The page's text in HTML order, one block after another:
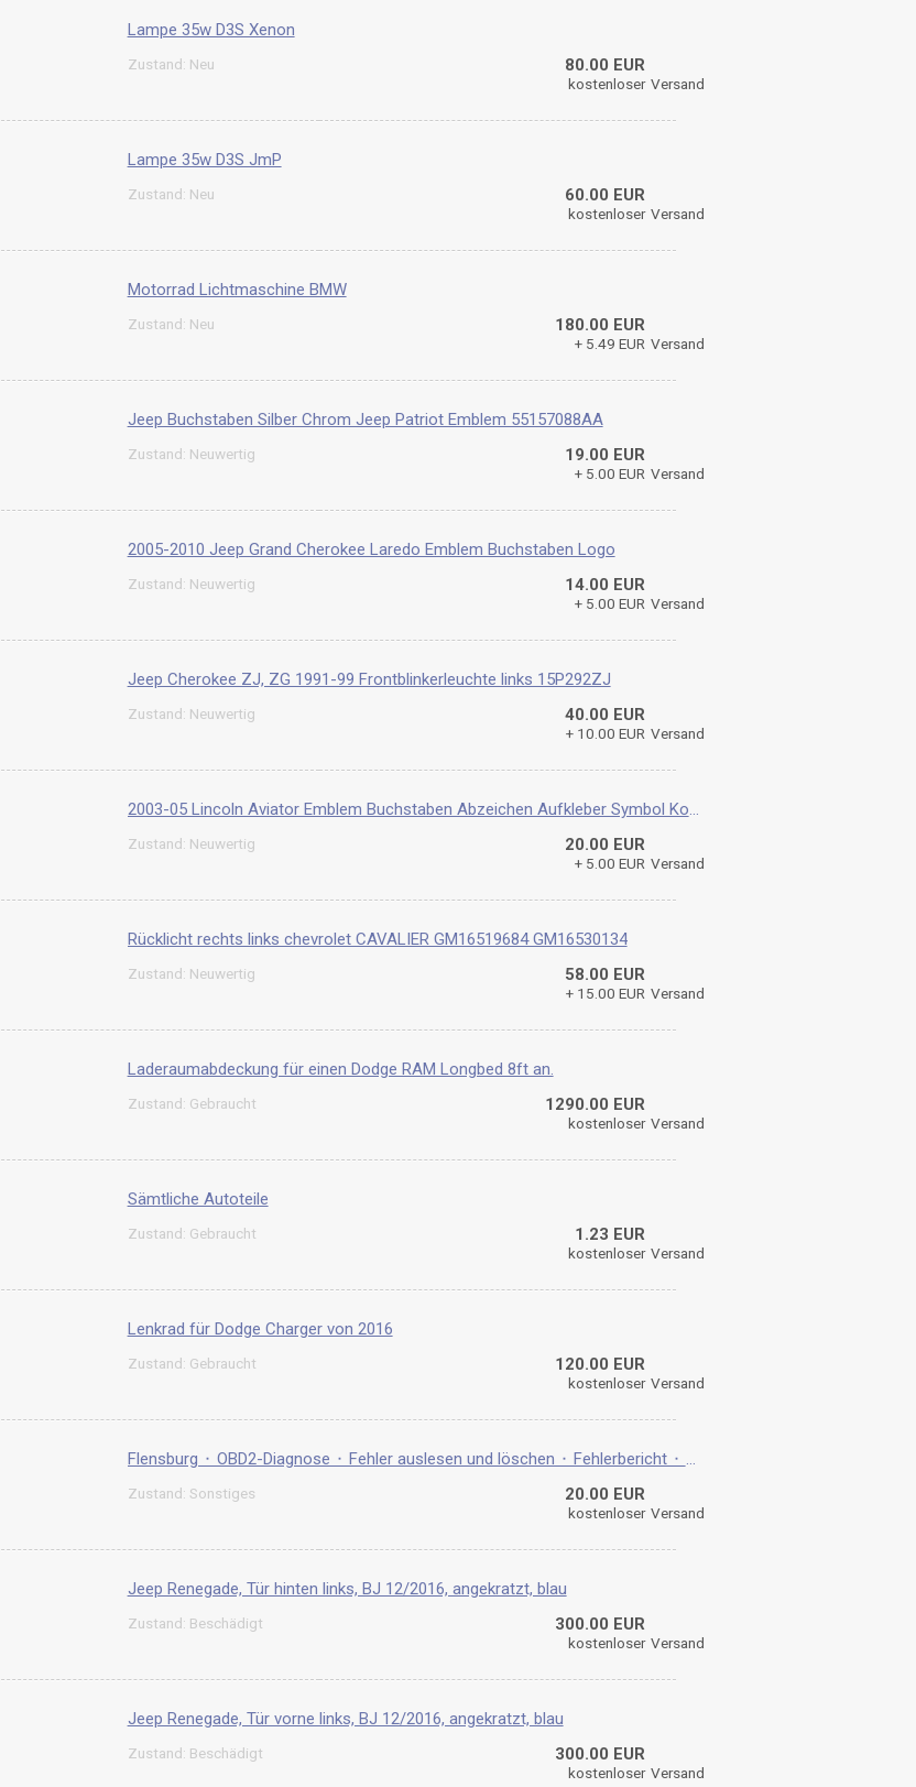
Lampe 35w D3S Xenon
Zustand: Neu 80.00 EUR
kostenloser Versand
Lampe 35w D3S JmP
Zustand: Neu 60.00 EUR
kostenloser Versand
Motorrad Lichtmaschine BMW
Zustand: Neu 180.00 EUR
+ 5.49 EUR Versand
Jeep Buchstaben Silber Chrom Jeep Patriot Emblem 55157088AA
Zustand: Neuwertig 19.00 EUR
+ 5.00 EUR Versand
2005-2010 Jeep Grand Cherokee Laredo Emblem Buchstaben Logo
Zustand: Neuwertig 14.00 EUR
+ 5.00 EUR Versand
Jeep Cherokee ZJ, ZG 1991-99 Frontblinkerleuchte links 15P292ZJ
Zustand: Neuwertig 40.00 EUR
+ 10.00 EUR Versand
2003-05 Lincoln Aviator Emblem Buchstaben Abzeichen Aufkleber Symbol Kofferraum Log
Zustand: Neuwertig 20.00 EUR
+ 5.00 EUR Versand
Rücklicht rechts links chevrolet CAVALIER GM16519684 GM16530134
Zustand: Neuwertig 58.00 EUR
+ 15.00 EUR Versand
Laderaumabdeckung für einen Dodge RAM Longbed 8ft an.
Zustand: Gebraucht 1290.00 EUR
kostenloser Versand
Sämtliche Autoteile
Zustand: Gebraucht 1.23 EUR
kostenloser Versand
Lenkrad für Dodge Charger von 2016
Zustand: Gebraucht 120.00 EUR
kostenloser Versand
Flensburg ⬝ OBD2-Diagnose ⬝ Fehler auslesen und löschen ⬝ Fehlerbericht ⬝ VCDS und andere...
Zustand: Sonstiges 20.00 EUR
kostenloser Versand
Jeep Renegade, Tür hinten links, BJ 12/2016, angekratzt, blau
Zustand: Beschädigt 300.00 EUR
kostenloser Versand
Jeep Renegade, Tür vorne links, BJ 12/2016, angekratzt, blau
Zustand: Beschädigt 300.00 EUR
kostenloser Versand